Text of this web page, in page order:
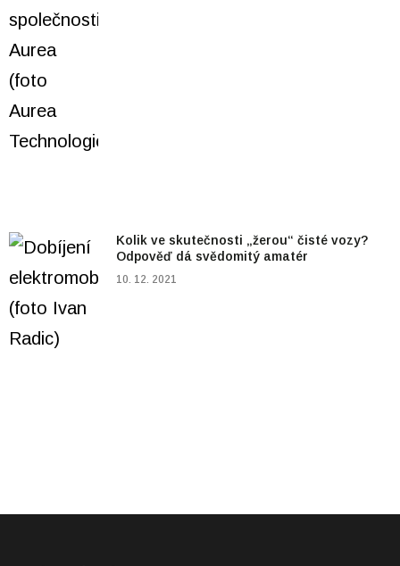
Kolik ve skutečnosti „žerou“ čisté vozy?
Odpověď dá svědomitý amatér
10. 12. 2021